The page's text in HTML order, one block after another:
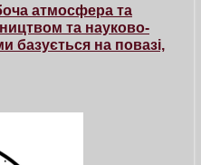
атмосфера та
та науково-
базується на повазі,